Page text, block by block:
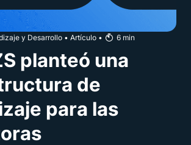
y Desarrollo • Artículo • 6 min
planteó una
de
para las